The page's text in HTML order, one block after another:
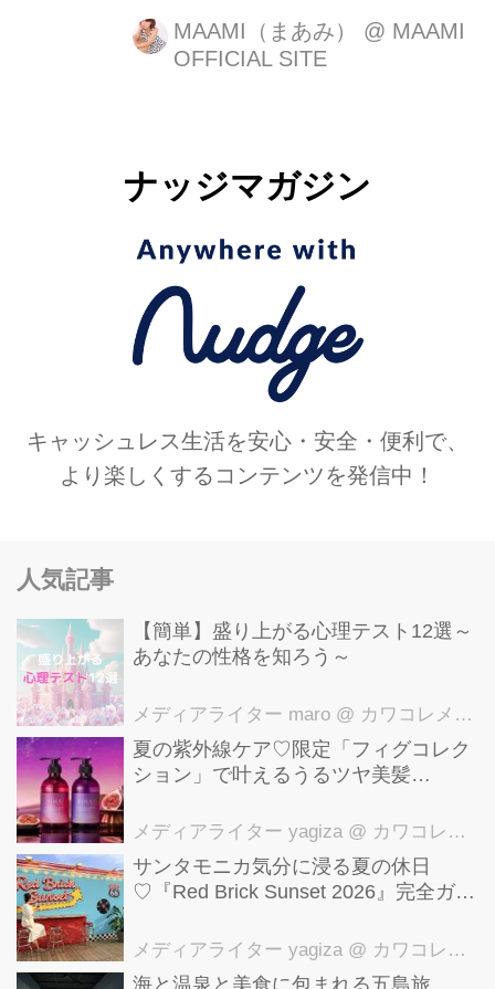
は、スノーホワイト ビューティーマス
ク5枚入り/60mLで お肌ぷるんぷるん
MAAMI（まあみ） @ MAAMI
OFFICIAL SITE
ナッジマガジン
キャッシュレス生活を安心・安全・便利で、
より楽しくするコンテンツを発信中！
人気記事
【簡単】盛り上がる心理テスト12選～
あなたの性格を知ろう～
メディアライター maro @ カワコレメディア編集部
夏の紫外線ケア♡限定「フィグコレク
ション」で叶えるうるツヤ美髪
メディアライター yagiza @ カワコレメディア編集部
サンタモニカ気分に浸る夏の休日
♡『Red Brick Sunset 2026』完全ガイ
メディアライター yagiza @ カワコレメディア編集部
海と温泉と美食に包まれる五島旅